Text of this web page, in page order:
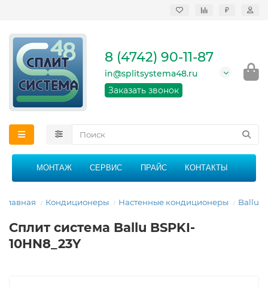
₽
кондиционеров в
области
График работы: 9:00 -
21:00 без перерыва и
8 (4742) 90-11-87
in@splitsystema48.ru
Заказать звонок
МОНТАЖ СЕРВИС ПРАЙС КОНТАКТЫ
Главная Кондиционеры Настенные кондиционеры Ballu
Сплит система Ballu BSPKI-
10HN8_23Y